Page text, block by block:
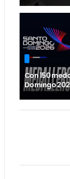
Con 150
Domingo